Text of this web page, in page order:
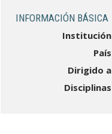
INFORMACIÓN BÁSICA
Institución
País
Dirigido a
Disciplinas